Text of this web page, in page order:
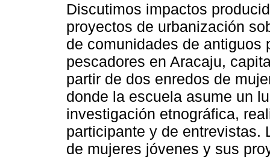
Discutimos impactos
proyectos de urbanización
de comunidades de antiguos
pescadores en Aracaju,
partir de dos enredos de
donde la escuela asume un
investigación etnográfica,
participante y de entrevistas.
de mujeres jóvenes y sus